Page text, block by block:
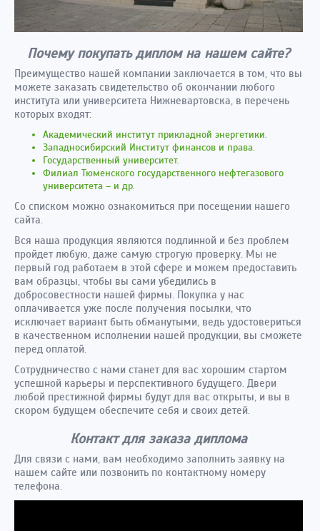
Почему покупать диплом на нашем сайте?
Преимущество нашей компании заключается в том, что вы
можете заказать свидетельство об окончании любого
института или университета Нижневартовска, в перечень
которых входят:
Академический институт прикладной энергетики.
Западносибирский Институт финансов и права.
Государственный университет.
Филиал Тюменского государственного нефтегазового
университета – и др.
Со списком можно ознакомиться при посещении нашего
сайта.
Вся наша продукция являются подлинной и без проблем
пройдет любую, даже самую строгую проверку. Мы не
первый год работаем в этой сфере и можем предоставить
вам образцы, чтобы вы сами убедились в
добросовестности нашей фирмы. Покупка у нас
оплачивается уже после получения посылки, что
исключает вариант быть обманутыми, ведь удостовериться
в качественном исполнении нашей продукции, вы сможете
перед оплатой.
Сотрудничество с нами станет для вас хорошим стартом
успешной карьеры и перспективного будущего. Двери
любой престижной фирмы будут для вас открыты, и вы в
скором будущем обеспечите себя и своих детей.
Контакт для заказа диплома
Для связи с нами, вам необходимо заполнить заявку на
нашем сайте или позвонить по контактному номеру
телефона.